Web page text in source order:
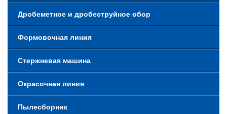
Дробеметное и дробеструйное обор
Формовочная линия
Стержневая машина
Окрасочная линия
Пылесборник